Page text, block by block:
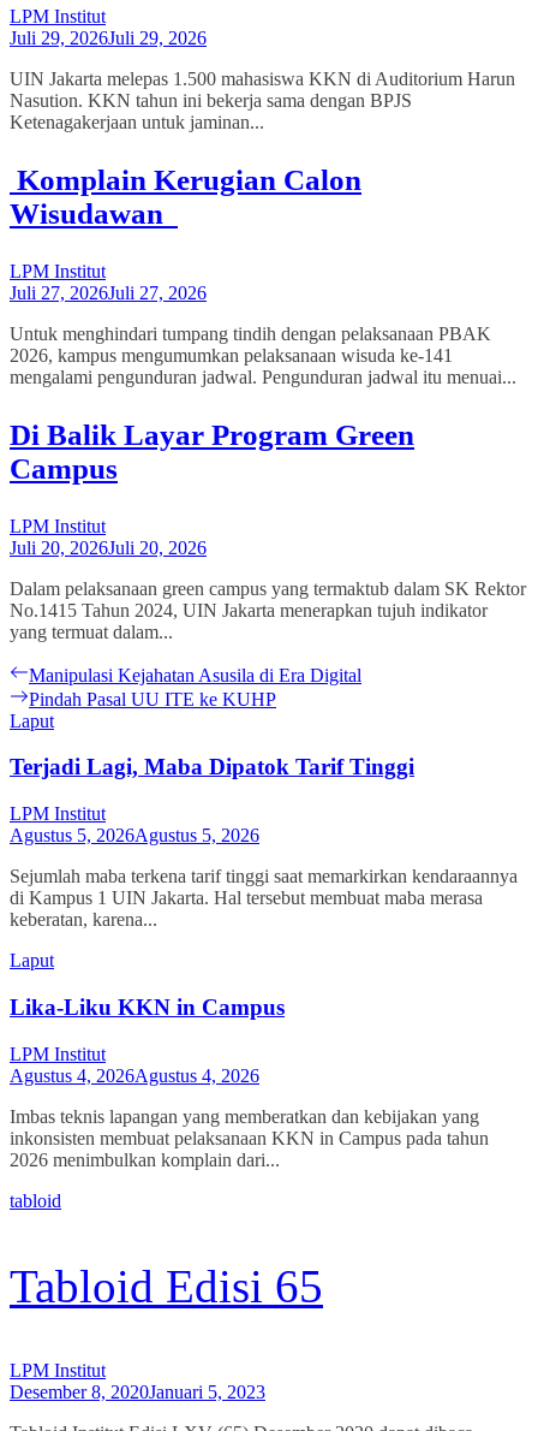
LPM Institut
Juli 29, 2026Juli 29, 2026
UIN Jakarta melepas 1.500 mahasiswa KKN di Auditorium Harun
Nasution. KKN tahun ini bekerja sama dengan BPJS
Ketenagakerjaan untuk jaminan...
Komplain Kerugian Calon
Wisudawan
LPM Institut
Juli 27, 2026Juli 27, 2026
Untuk menghindari tumpang tindih dengan pelaksanaan PBAK
2026, kampus mengumumkan pelaksanaan wisuda ke-141
mengalami pengunduran jadwal. Pengunduran jadwal itu menuai...
Di Balik Layar Program Green
Campus
LPM Institut
Juli 20, 2026Juli 20, 2026
Dalam pelaksanaan green campus yang termaktub dalam SK Rektor
No.1415 Tahun 2024, UIN Jakarta menerapkan tujuh indikator
yang termuat dalam...
Navigasi
pos
Previous
post:
Manipulasi Kejahatan Asusila di Era Digital
Next
post:
Pindah Pasal UU ITE ke KUHP
Laput
Terjadi Lagi, Maba Dipatok Tarif Tinggi
LPM Institut
Agustus 5, 2026Agustus 5, 2026
Sejumlah maba terkena tarif tinggi saat memarkirkan kendaraannya
di Kampus 1 UIN Jakarta. Hal tersebut membuat maba merasa
keberatan, karena...
Laput
Lika-Liku KKN in Campus
LPM Institut
Agustus 4, 2026Agustus 4, 2026
Imbas teknis lapangan yang memberatkan dan kebijakan yang
inkonsisten membuat pelaksanaan KKN in Campus pada tahun
2026 menimbulkan komplain dari...
tabloid
Tabloid Edisi 65
LPM Institut
Desember 8, 2020Januari 5, 2023